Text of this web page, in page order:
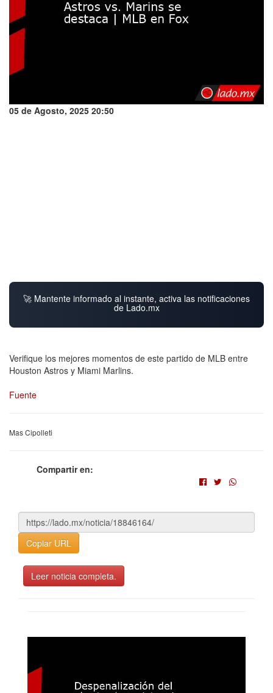
05 de Agosto, 2025 20:50
🚀 Mantente informado al instante, activa las notificaciones
de Lado.mx
Verifique los mejores momentos de este partido de MLB entre
Houston Astros y Miami Marlins.
Fuente
Mas Cipolleti
Compartir en:
Copiar URL
Leer noticia completa.